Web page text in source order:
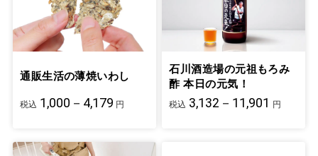
通販生活の薄焼いわし
税込 1,000－4,179 円
石川酒造場の元祖もろみ
酢 本日の元気！
税込 3,132－11,901 円